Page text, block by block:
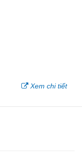
Xem chi tiết